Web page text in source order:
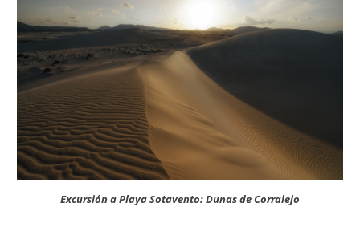
Excursión a Playa Sotavento: Dunas de Corralejo